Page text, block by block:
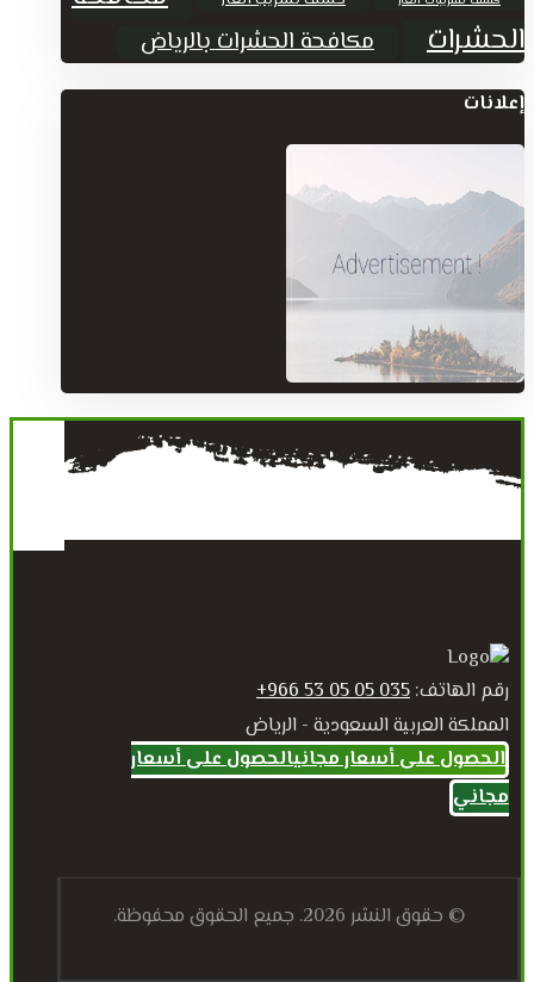
الحشرات
مكافحة الحشرات بالرياض
إعلانات
رقم الهاتف: 035 05 05 53 966+
المملكة العربية السعودية - الرياض
الحصول على أسعار مجانيالحصول على أسعار
مجاني
© حقوق النشر 2026. جميع الحقوق محفوظة.